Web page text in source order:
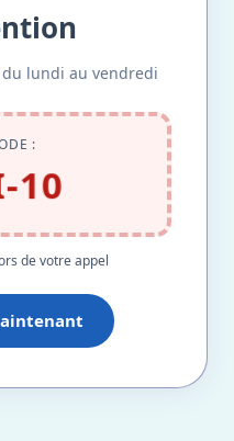
lundi au vendredi
:
10
de votre appel